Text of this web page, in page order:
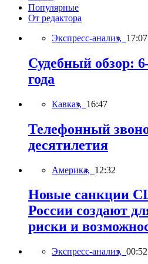
Популярные
От редактора
Экспресс-анализ, 17:07
Судебный обзор:
года
Кавказ, 16:47
Телефонный
десятилетия
Америка, 12:32
Новые санкции
России создают
риски и
Экспресс-анализ, 00:52